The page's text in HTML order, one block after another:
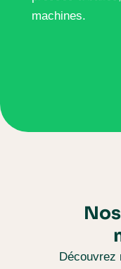
machines.
Découvrez